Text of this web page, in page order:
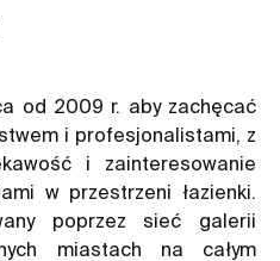
od 2009 r. aby zachęcać
i profesjonalistami, z
i zainteresowanie
w przestrzeni łazienki.
poprzez sieć galerii
miastach na całym